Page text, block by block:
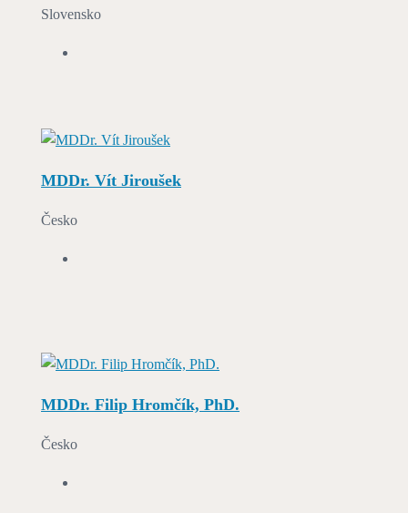
Slovensko
MDDr. Vít Jiroušek
Česko
MDDr. Filip Hromčík, PhD.
Česko